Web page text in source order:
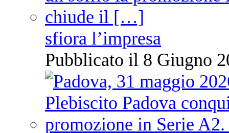
sfiora l’impresa
Pubblicato il 8 Giugno